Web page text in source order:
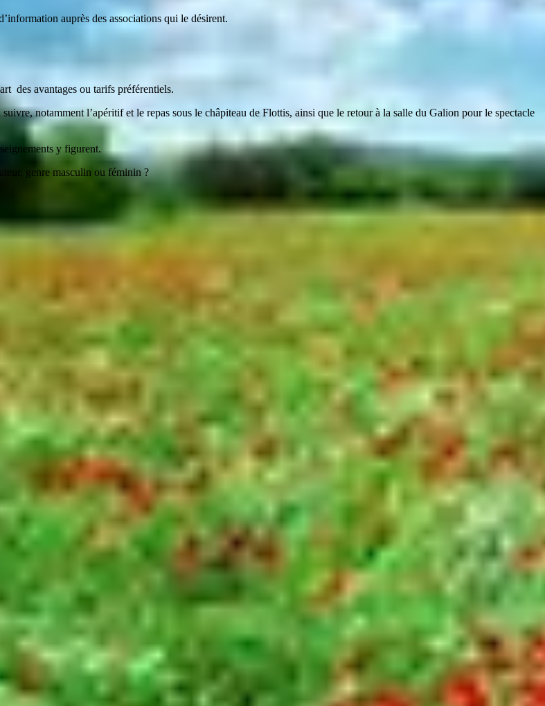
auprès des associations qui le désirent.
des avantages ou tarifs préférentiels.
notamment l’apéritif et le repas sous le châpiteau de Flottis, ainsi que le retour à la salle du Galion pour le spectacle
y figurent.
genre masculin ou féminin ?